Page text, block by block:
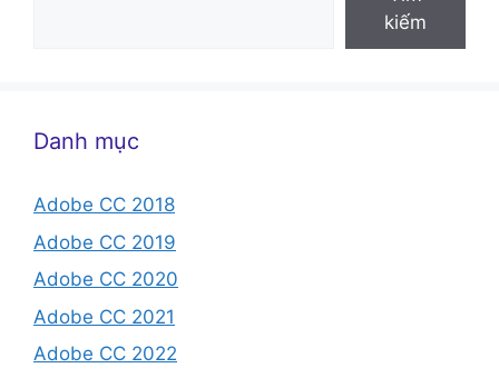
kiếm
Danh mục
Adobe CC 2018
Adobe CC 2019
Adobe CC 2020
Adobe CC 2021
Adobe CC 2022